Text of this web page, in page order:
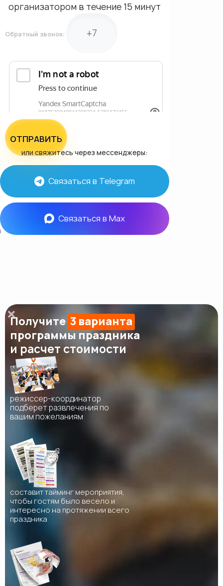
организатором в течение 15 минут
Обратный звонок:
ОТПРАВИТЬ
или свяжитесь через мессенджеры:
Связаться в Telegram
Связаться в Max
Получите 3 варианта
программы праздника
и расчет стоимости
режиссер-координатор
подберет развлечения по
вашим пожеланиям
составит тайминг мероприятия,
чтобы гостям было весело и
интересно на протяжении всего
праздника